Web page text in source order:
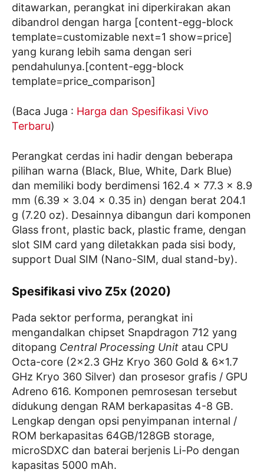
ditawarkan, perangkat ini diperkirakan akan
dibandrol dengan harga [content-egg-block
template=customizable next=1 show=price]
yang kurang lebih sama dengan seri
pendahulunya.[content-egg-block
template=price_comparison]
(Baca Juga : Harga dan Spesifikasi Vivo
Terbaru)
Perangkat cerdas ini hadir dengan beberapa
pilihan warna (Black, Blue, White, Dark Blue)
dan memiliki body berdimensi 162.4 x 77.3 x 8.9
mm (6.39 x 3.04 x 0.35 in) dengan berat 204.1
g (7.20 oz). Desainnya dibangun dari komponen
Glass front, plastic back, plastic frame, dengan
slot SIM card yang diletakkan pada sisi body,
support Dual SIM (Nano-SIM, dual stand-by).
Spesifikasi vivo Z5x (2020)
Pada sektor performa, perangkat ini
mengandalkan chipset Snapdragon 712 yang
ditopang Central Processing Unit atau CPU
Octa-core (2×2.3 GHz Kryo 360 Gold & 6×1.7
GHz Kryo 360 Silver) dan prosesor grafis / GPU
Adreno 616. Komponen pemrosesan tersebut
didukung dengan RAM berkapasitas 4-8 GB.
Lengkap dengan opsi penyimpanan internal /
ROM berkapasitas 64GB/128GB storage,
microSDXC dan baterai berjenis Li-Po dengan
kapasitas 5000 mAh.